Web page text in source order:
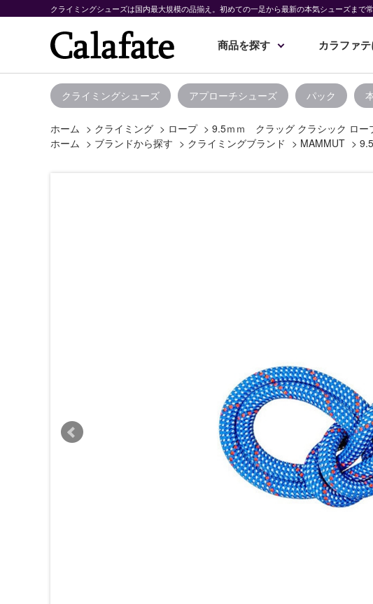
クライミングシューズは国内最大規模の品揃え。初めての一足から最新の本気シューズまで
商品を探す カラファ
クライミングシューズ アプローチシューズ パック
ホーム > クライミング > ロープ > 9.5ｍｍ クラッグ クラシック ロ
ホーム > ブランドから探す > クライミングブランド > MAMMUT >